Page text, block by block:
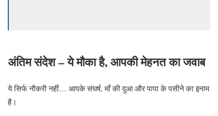
अंतिम संदेश – ये मौका है, आपकी मेहनत का जवाब
ये सिर्फ नौकरी नहीं… आपके संघर्ष, माँ की दुआ और पापा के पसीने का इनाम
है।